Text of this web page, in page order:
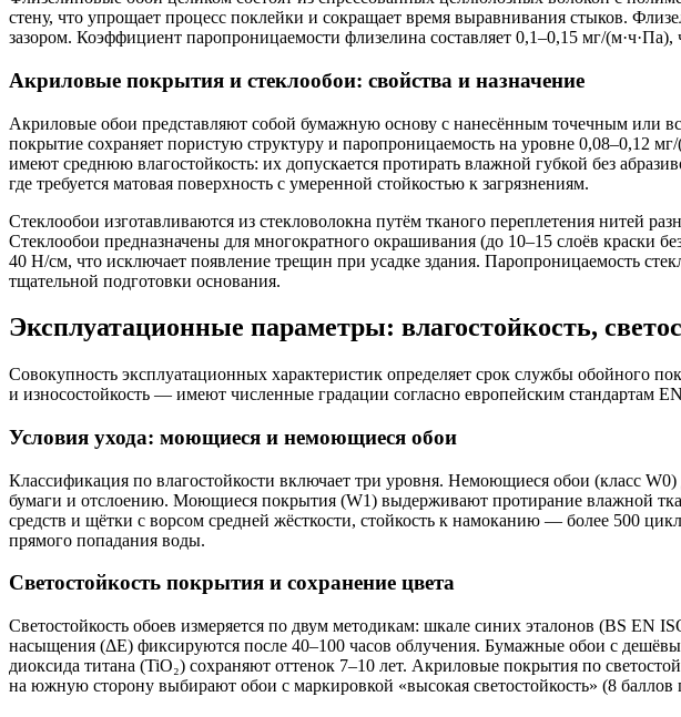
стену, что упрощает процесс поклейки и сокращает время выравнивания стыков.
зазором. Коэффициент паропроницаемости флизелина составляет 0,1–0,15 мг/
Акриловые покрытия и стеклообои: свойства и назначение
Акриловые обои представляют собой бумажную основу с нанесённым точечным или
покрытие сохраняет пористую структуру и паропроницаемость на уровне 0,08–0,12
имеют среднюю влагостойкость: их допускается протирать влажной губкой без
где требуется матовая поверхность с умеренной стойкостью к загрязнениям.
Стеклообои изготавливаются из стекловолокна путём тканого переплетения нитей
Стеклообои предназначены для многократного окрашивания (до 10–15 слоёв
40 Н/см, что исключает появление трещин при усадке здания. Паропроницаемость
тщательной подготовки основания.
Эксплуатационные параметры: влагостойкость,
Совокупность эксплуатационных характеристик определяет срок службы обойного
и износостойкость — имеют численные градации согласно европейским стандартам
Условия ухода: моющиеся и немоющиеся обои
Классификация по влагостойкости включает три уровня. Немоющиеся обои (класс
бумаги и отслоению. Моющиеся покрытия (W1) выдерживают протирание влажной
средств и щётки с ворсом средней жёсткости, стойкость к намоканию — более 500
прямого попадания воды.
Светостойкость покрытия и сохранение цвета
Светостойкость обоев измеряется по двум методикам: шкале синих эталонов (BS
насыщения (ΔE) фиксируются после 40–100 часов облучения. Бумажные обои с
диоксида титана (TiO₂) сохраняют оттенок 7–10 лет. Акриловые покрытия по
на южную сторону выбирают обои с маркировкой «высокая светостойкость» (8 баллов